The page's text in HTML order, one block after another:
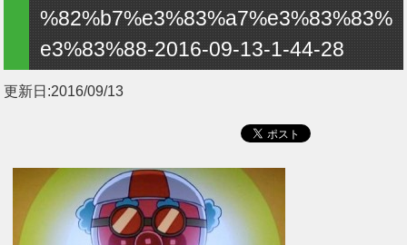
%82%b7%e3%83%a7%e3%83%83%
e3%83%88-2016-09-13-1-44-28
更新日:2016/09/13